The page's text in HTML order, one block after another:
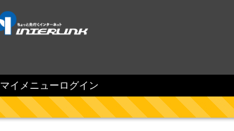
マイメニューログイン